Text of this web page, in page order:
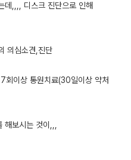
데,,,, 디스크 진단으로 인해
의심소견,진단
회이상 통원치료(30일이상 약처
해보시는 것이,,,